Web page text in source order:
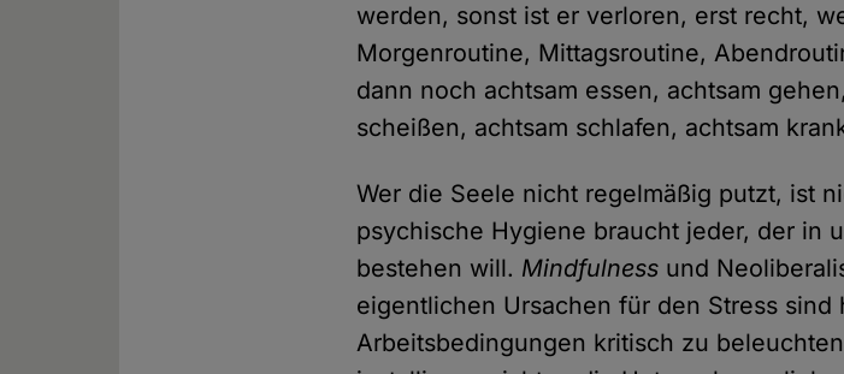
werden, sonst ist er verloren, erst recht,
Morgenroutine, Mittagsroutine,
dann noch achtsam essen, achtsam
scheißen, achtsam schlafen, achtsam
Wer die Seele nicht regelmäßig putzt, ist
psychische Hygiene braucht jeder, der in
bestehen will. Mindfulness und
eigentlichen Ursachen für den Stress
Arbeitsbedingungen kritisch zu